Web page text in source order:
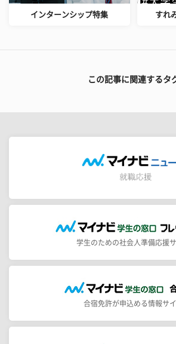
インターンシップ特集 すれ
この記事に関連するタ
学生のための社会人準備応援
合宿免許が申込める情報サ